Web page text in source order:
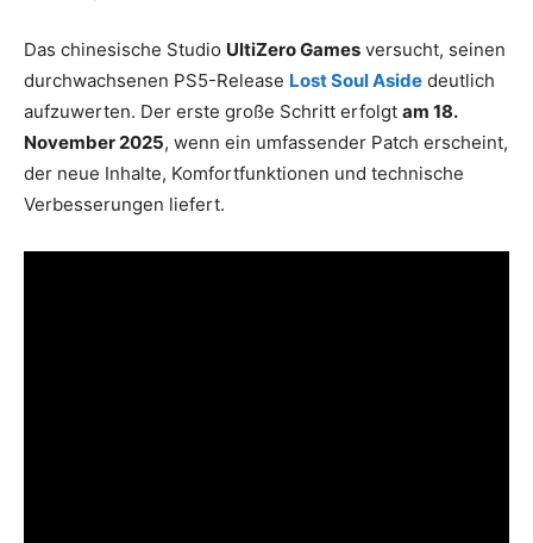
Das chinesische Studio UltiZero Games versucht, seinen
durchwachsenen PS5-Release Lost Soul Aside deutlich
aufzuwerten. Der erste große Schritt erfolgt am 18.
November 2025, wenn ein umfassender Patch erscheint,
der neue Inhalte, Komfortfunktionen und technische
Verbesserungen liefert.